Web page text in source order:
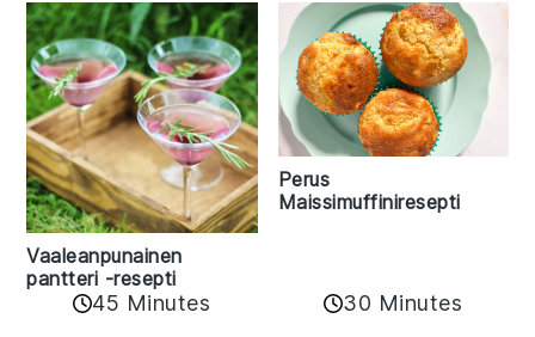
Vaaleanpunainen
pantteri -resepti
45 Minutes
Perus
Maissimuffiniresepti
30 Minutes